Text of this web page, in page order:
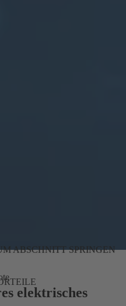
ABSCHNITT SPRINGEN
elektrisches